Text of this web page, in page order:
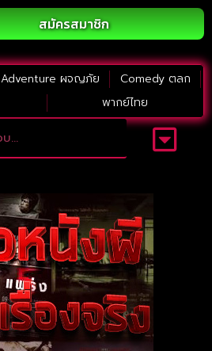
สมัครสมาชิก
Adventure ผจญภัย
Comedy ตลก
พากย์ไทย